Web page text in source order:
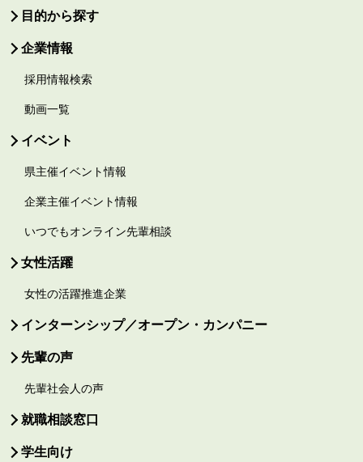
目的から探す
企業情報
採用情報検索
動画一覧
イベント
県主催イベント情報
企業主催イベント情報
いつでもオンライン先輩相談
女性活躍
女性の活躍推進企業
インターンシップ／オープン・カンパニー
先輩の声
先輩社会人の声
就職相談窓口
学生向け